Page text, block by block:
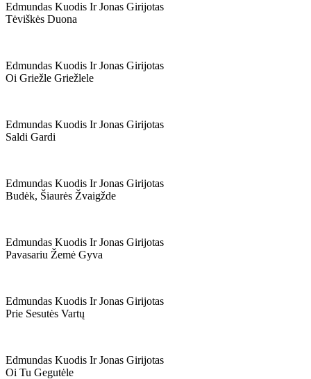
Edmundas Kuodis Ir Jonas Girijotas
Tėviškės Duona
Edmundas Kuodis Ir Jonas Girijotas
Oi Griežle Griežlele
Edmundas Kuodis Ir Jonas Girijotas
Saldi Gardi
Edmundas Kuodis Ir Jonas Girijotas
Budėk, Šiaurės Žvaigžde
Edmundas Kuodis Ir Jonas Girijotas
Pavasariu Žemė Gyva
Edmundas Kuodis Ir Jonas Girijotas
Prie Sesutės Vartų
Edmundas Kuodis Ir Jonas Girijotas
Oi Tu Gegutėle